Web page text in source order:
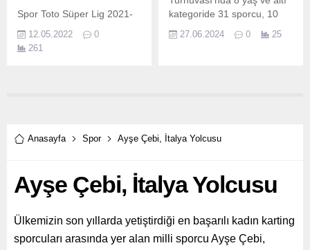
Spor Toto Süper Lig 2021-
Sezonu’nun şampiyonu
Trabzonspor’un, 14 Mayıs
ve beIN SPORTS Türkiye
12.05.2022
0
261
kategoride 31 sporcu, 10
sporcu, 14 yaş ve altı
27.06.2024 0 25
Anasayfa Spor Ayşe Çebi, İtalya Yolcusu
Ayşe Çebi, İtalya Yolcusu
Ülkemizin son yıllarda yetiştirdiği en başarılı kadın karting
sporcuları arasında yer alan milli sporcu Ayşe Çebi,